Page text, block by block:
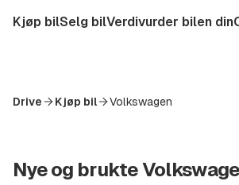
tilKjøp bilSelg bilVerdivurder bilen din
Drive Kjøp bil Volkswagen
Nye og brukte